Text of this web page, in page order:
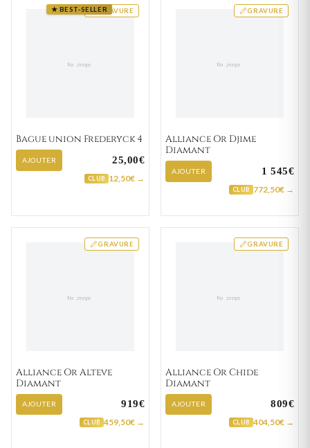
GRAVURE
★ BEST-SELLER
Bague union Frederyck 4
AJOUTER 25,00€
CLUB 12,50€ →
GRAVURE
Alliance Or Djime
Diamant
AJOUTER 1 545€
CLUB 772,50€ →
GRAVURE
Alliance Or Alteve
Diamant
AJOUTER 919€
CLUB 459,50€ →
GRAVURE
Alliance Or Chide
Diamant
AJOUTER 809€
CLUB 404,50€ →